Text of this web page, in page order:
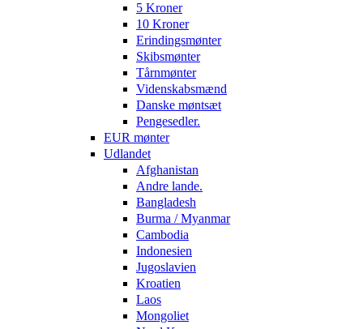
5 Kroner
10 Kroner
Erindingsmønter
Skibsmønter
Tårnmønter
Videnskabsmænd
Danske møntsæt
Pengesedler.
EUR mønter
Udlandet
Afghanistan
Andre lande.
Bangladesh
Burma / Myanmar
Cambodia
Indonesien
Jugoslavien
Kroatien
Laos
Mongoliet